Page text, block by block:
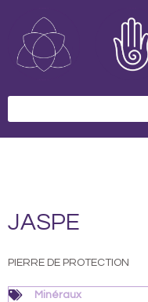
contenu
JASPE
PIERRE DE PROTECTION
Minéraux